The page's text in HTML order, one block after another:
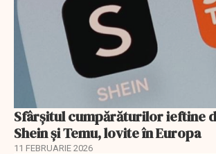
Sfârșitul cumpărăturilor ieftine
Shein și Temu, lovite în Europa
11 FEBRUARIE 2026